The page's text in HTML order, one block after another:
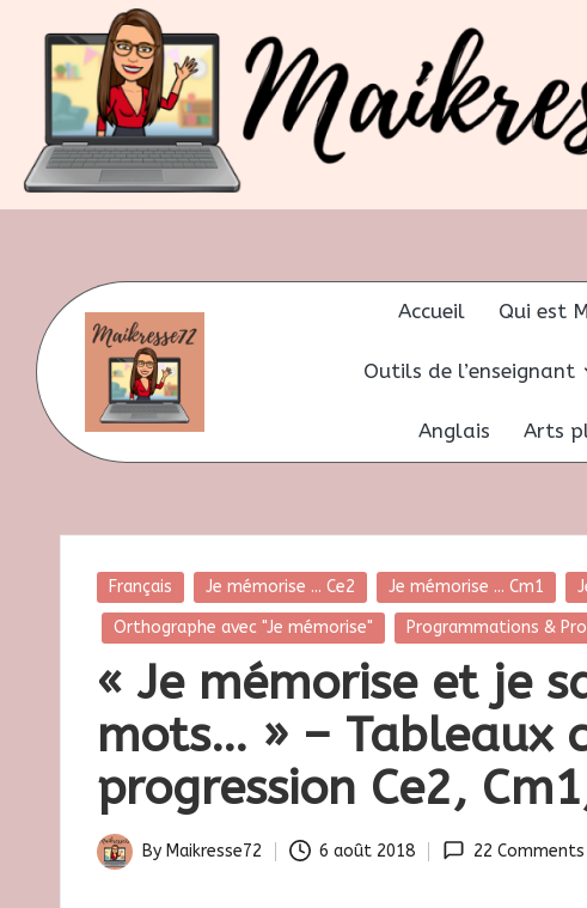
M
k
r
e
s
s
e
7
Mes
classe
Accueil Qui est
Outils de l’enseignant
Anglais Arts
Posted
in
Français Je mémorise ... Ce2 Je mémorise ... Cm1
Orthographe avec "Je mémorise"
Programmations &
« Je mémorise et je
mots… » – Tableaux
progression Ce2,
Posted
By Maikresse72 6 août 2018 22 Comments